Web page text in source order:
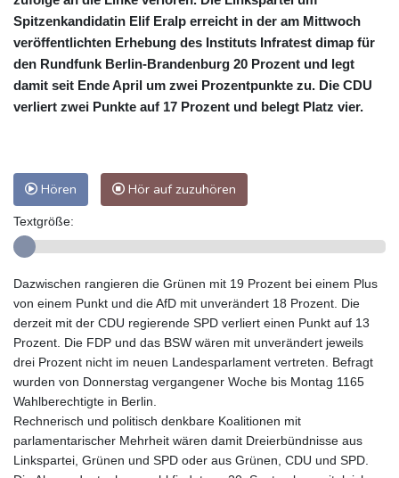
Spitzenkandidatin Elif Eralp erreicht in der am Mittwoch
veröffentlichten Erhebung des Instituts Infratest dimap für
den Rundfunk Berlin-Brandenburg 20 Prozent und legt
damit seit Ende April um zwei Prozentpunkte zu. Die CDU
verliert zwei Punkte auf 17 Prozent und belegt Platz vier.
Hören Hör auf zuzuhören
Textgröße:
Dazwischen rangieren die Grünen mit 19 Prozent bei einem Plus
von einem Punkt und die AfD mit unverändert 18 Prozent. Die
derzeit mit der CDU regierende SPD verliert einen Punkt auf 13
Prozent. Die FDP und das BSW wären mit unverändert jeweils
drei Prozent nicht im neuen Landesparlament vertreten. Befragt
wurden von Donnerstag vergangener Woche bis Montag 1165
Wahlberechtigte in Berlin.
Rechnerisch und politisch denkbare Koalitionen mit
parlamentarischer Mehrheit wären damit Dreierbündnisse aus
Linkspartei, Grünen und SPD oder aus Grünen, CDU und SPD.